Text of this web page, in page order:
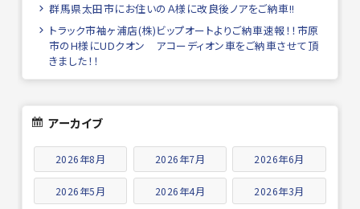
群馬県太田市にお住いのＡ様に改良後ノアをご納車!!
トラック市袖ヶ浦店(株)ビップオートよりご納車速報！！市原
市のH様にUDクオン アコーディオン車をご納車させて頂
きました！！
アーカイブ
2026年8月 2026年7月 2026年6月
2026年5月 2026年4月 2026年3月